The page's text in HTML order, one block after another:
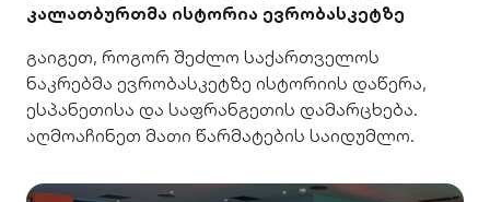
კალათბურთმა ისტორია ევრობასკეტზე
გაიგეთ, როგორ შეძლო საქართველოს
ნაკრებმა ევრობასკეტზე ისტორიის დაწერა,
ესპანეთისა და საფრანგეთის დამარცხება.
აღმოაჩინეთ მათი წარმატების საიდუმლო.